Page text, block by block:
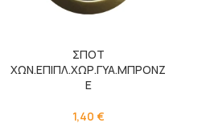
ΣΠΟΤ
ΧΩΝ.ΕΠΙΠΛ.ΧΩΡ.ΓΥΑ.ΜΠΡΟΝΖ
Ε
1,40 €